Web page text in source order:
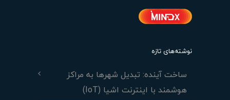
نوشته‌های تازه
ساخت آینده: تبدیل شهرها به مراکز
هوشمند با اینترنت اشیا (IoT)